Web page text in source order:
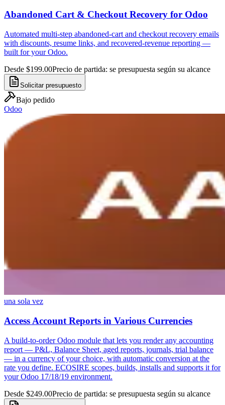
Abandoned Cart & Checkout Recovery for Odoo
Automated multi-step abandoned-cart and checkout recovery emails
with discounts, resume links, and recovered-revenue reporting —
built for your Odoo.
Desde $199.00Precio de partida: se presupuesta según su alcance
Solicitar presupuesto
Bajo pedido
Odoo
una sola vez
Access Account Reports in Various Currencies
A build-to-order Odoo module that lets you render any accounting
report — P&L, Balance Sheet, aged reports, journals, trial balance
— in a currency of your choice, with automatic conversion at the
rate you define. ECOSIRE scopes, builds, installs and supports it for
your Odoo 17/18/19 environment.
Desde $249.00Precio de partida: se presupuesta según su alcance